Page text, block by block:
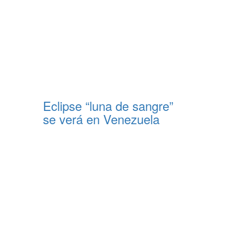
Eclipse “luna de sangre”
se verá en Venezuela